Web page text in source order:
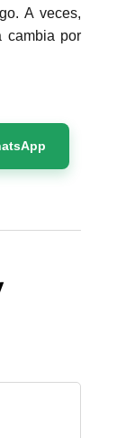
A veces,
cambia por